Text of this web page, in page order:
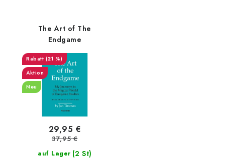
The Art of The
Endgame
(21 %)
Aktion
Neu
auf Lager (2 St)
29,95 €
37,95 €